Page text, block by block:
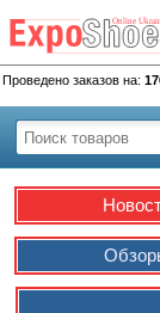
Проведено заказов на: